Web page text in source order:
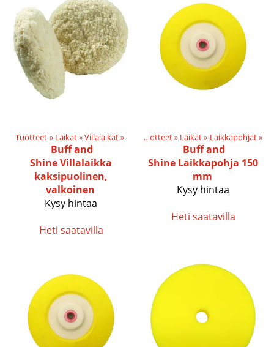
Tuotteet ‪» Laikat‪»Villalaikat‪»
Buff and
ShineVillalaikka
kaksipuolinen,
valkoinen
Kysy hintaa
Heti saatavilla
Tuotteet ‪» Laikat‪» Laikkapohjat‪»
Buff and
Shine Laikkapohja 150
mm
Kysy hintaa
Heti saatavilla